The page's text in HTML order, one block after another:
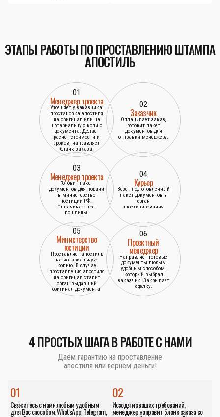
ЭТАПЫ РАБОТЫ ПО ПРОСТАВЛЕНИЮ ШТАМПА
АПОСТИЛЬ
01
Менеджер проекта
Уточняет у заказчика:
простановка апостиля
на оригинал или на
нотариальную копию
документа. Делает
расчёт стоимости и
сроков, направляет
бланк заказа.
02
Заказчик
Оплачивает заказ,
готовит пакет
документов для
отправки менеджеру.
03
Менеджер проекта
Готовит пакет
документов для подачи
в министерство
юстиции РФ.
Оплачивает гос.
пошлины.
04
Курьер
Везёт подготовленный
пакет документов в
орган
апостилирования.
05
Министерство
юстиции
Проставляет апостиль
на нотариальную
копию. В случае
проставления апостиля
на оригинал ставит
орган выдавший
оригинал документа.
06
Проектный
менеджер
Направляет готовые
документы любым
удобным способом,
который выбрал
заказчик. Закрывает
сделку.
4 ПРОСТЫХ ШАГА В РАБОТЕ С НАМИ
Даём гарантию на проставление
апостиля или вернём деньги!
01
Свяжитесь с нами любым удобным
для Вас способом, WhatsApp, Telegram,
02
Исходя из ваших требований,
менеджер направит бланк заказа со